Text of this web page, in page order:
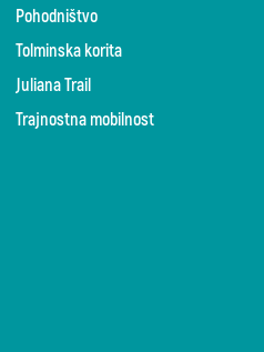
Pohodništvo
Tolminska korita
Juliana Trail
Trajnostna mobilnost